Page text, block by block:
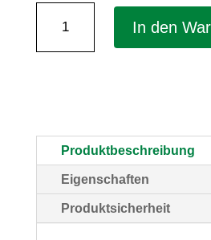
(BxH)
600
x420
In den
Produktbeschreibung
Eigenschaften
Produktsicherheit